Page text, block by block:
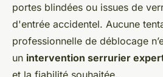
portes blindées ou issues de
d'entrée accidentel. Aucune
professionnelle de déblocage
un intervention serrurier
et la fiabilité souhaitée.